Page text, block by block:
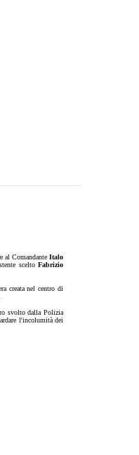
al Comandante Italo
sceltoFabrizio
creata nel centro di
svolto dalla Polizia
l'incolumità dei